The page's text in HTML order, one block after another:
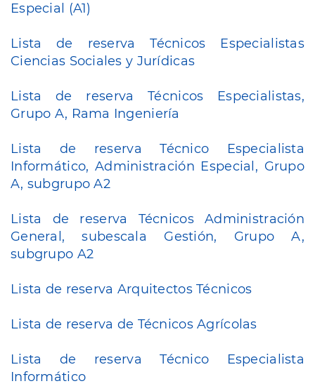
Especial (A1)
Lista de reserva Técnicos Especialistas
Ciencias Sociales y Jurídicas
Lista de reserva Técnicos Especialistas,
Grupo A, Rama Ingeniería
Lista de reserva Técnico Especialista
Informático, Administración Especial, Grupo
A, subgrupo A2
Lista de reserva Técnicos Administración
General, subescala Gestión, Grupo A,
subgrupo A2
Lista de reserva Arquitectos Técnicos
Lista de reserva de Técnicos Agrícolas
Lista de reserva Técnico Especialista
Informático